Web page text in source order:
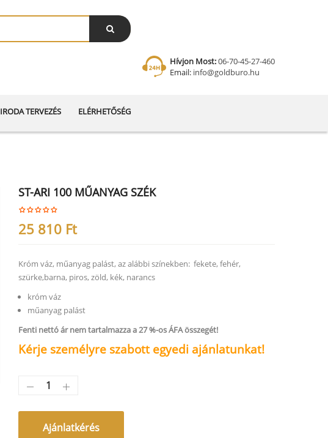
Hívjon Most:06-70-45-27-460
Email: info@goldburo.hu
IRODA TERVEZÉS ELÉRHETŐSÉG
ST-ARI 100 MŰANYAG SZÉK
25 810 Ft
Króm váz, műanyag palást, az alábbi színekben: fekete, fehér,
szürke,barna, piros, zöld, kék, narancs
króm váz
műanyag palást
Fenti nettó ár nem tartalmazza a 27 %-os ÁFA összegét!
Kérje személyre szabott egyedi ajánlatunkat!
Ajánlatkérés